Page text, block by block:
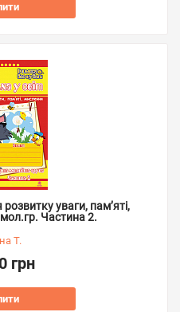
уваги, пам’яті,
Частина 2.
Т.
грн